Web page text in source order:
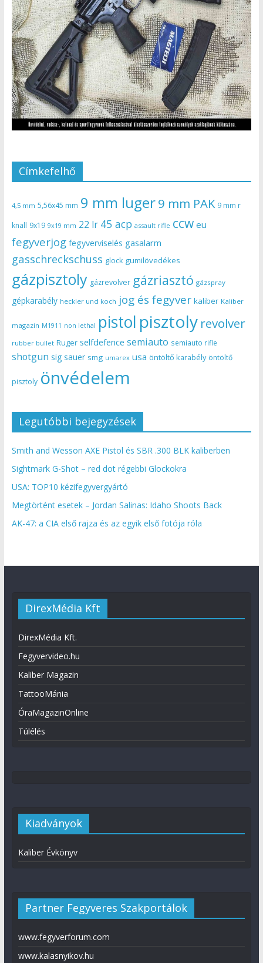
Címkefelhő
4,5 mm 5,56x45 mm 9 mm luger9 mm PAK 9 mm r
knall 9x19 9x19 mm 22 lr 45 acp assault rifle ccw eu
fegyverjog fegyverviselés gasalarm
gasschreckschuss glock gumilövedékes
gázpisztoly gázrevolver gázriasztó gázspray
gépkarabély heckler und koch jog és fegyver kaliber Kaliber
magazin M1911 non lethal pistol pisztoly revolver
rubber bullet Ruger selfdefence semiauto semiauto rifle
shotgun sig sauer smg umarex usa öntöltő karabély öntöltő
pisztoly önvédelem
Legutóbbi bejegyzések
Smith and Wesson AXE Pistol és SBR .300 BLK kaliberben
Sightmark G-Shot – red dot régebbi Glockokra
USA: TOP10 kézifegyvergyártó
Megtörtént esetek – Jordan Salinas: Idaho Shoots Back
AK-47: a CIA első rajza és az egyik első fotója róla
DirexMédia Kft
DirexMédia Kft.
Fegyvervideo.hu
Kaliber Magazin
TattooMánia
ÓraMagazinOnline
Túlélés
Kiadványok
Kaliber Évkönyv
Partner Fegyveres Szakportálok
www.fegyverforum.com
www.kalasnyikov.hu